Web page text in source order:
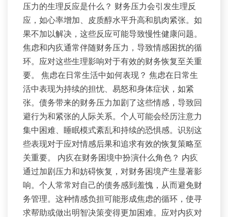
压力的生理反应是什么？ 财务压力会引发生理反
应，如心率增加、皮质醇水平升高和肌肉紧张。如
果不加以解决，这些反应可能导致慢性健康问题。
焦虑和内疚通常伴随财务压力，导致情感困扰的循
环。应对这些生理影响对于有效的财务恢复至关重
要。 焦虑在日常生活中如何表现？ 焦虑在日常生
活中表现为持续的担忧、易怒和身体症状，如紧
张。债务带来的财务压力加剧了这些情感，导致回
避行为和紧张的人际关系。个人可能会经历注意力
集中困难、睡眠模式紊乱和持续的恐惧感。识别这
些表现对于应对情感后果和追求有效的恢复策略至
关重要。 内疚在财务困境中扮演什么角色？ 内疚
通过加剧压力和妨碍恢复，对财务困境产生显著影
响。个人常常对自己的债务感到羞愧，从而避免财
务管理。这种情感负担可能形成焦虑的循环，使寻
求帮助或做出明智决策变得更加困难。应对内疚对